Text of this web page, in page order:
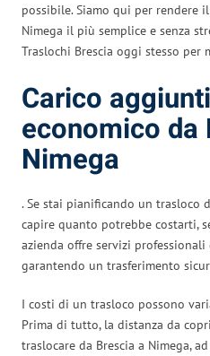
possibile. Siamo qui per rendere
Nimega il più semplice e senza
Traslochi Brescia oggi stesso per
Carico
economico da
Nimega
. Se stai pianificando un trasloco
capire quanto potrebbe costarti,
azienda offre servizi
garantendo un trasferimento
I costi di un trasloco possono
Prima di tutto, la distanza da
traslocare da Brescia a Nimega,